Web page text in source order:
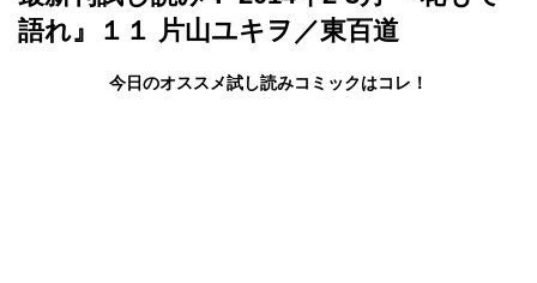
語れ』１１ 片山ユキヲ／東百道
今日のオススメ試し読みコミックはコレ！